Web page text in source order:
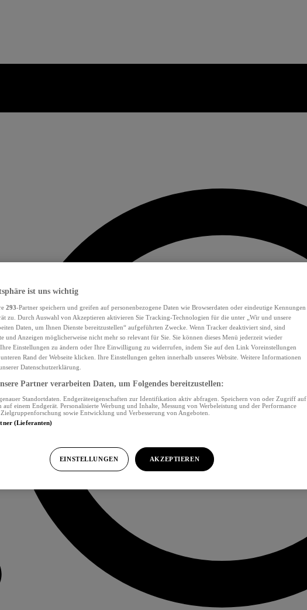
ist uns wichtig
293-Partner speichern und greifen auf personenbezogene Daten wie Browserdaten oder eindeutige Kennungen
zu. Durch Auswahl von Akzeptieren aktivieren Sie Tracking-Technologien für die unter „Wir und unsere
Daten, um Ihnen Dienste bereitzustellen“ aufgeführten Zwecke. Wenn Tracker deaktiviert sind, sind
und Anzeigen möglicherweise nicht mehr so relevant für Sie. Sie können dieses Menü jederzeit wieder
Einstellungen zu ändern oder Ihre Einwilligung zu widerrufen, indem Sie auf den Link Voreinstellungen
Rand der Webseite klicken. Ihre Einstellungen gelten innerhalb unseres Website. Weitere Informationen
Datenschutzerklärung.
Partner verarbeiten Daten, um Folgendes bereitzustellen:
Standortdaten. Endgeräteeigenschaften zur Identifikation aktiv abfragen. Speichern von oder Zugriff auf
einem Endgerät. Personalisierte Werbung und Inhalte, Messung von Werbeleistung und der Performance
sowie Entwicklung und Verbesserung von Angeboten.
(Lieferanten)
EINSTELLUNGEN AKZEPTIEREN